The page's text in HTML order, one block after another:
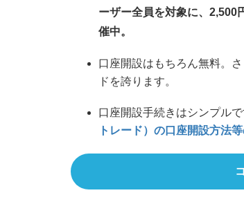
ーザー全員を対象に、2,500
催中。
口座開設はもちろん無料。
ドを誇ります。
口座開設手続きはシンプル
トレード）の口座開設方法